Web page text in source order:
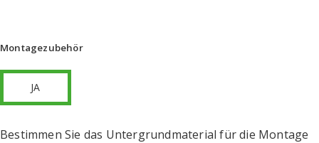
Montagezubehör
JA
Bestimmen Sie das Untergrundmaterial für die Montage